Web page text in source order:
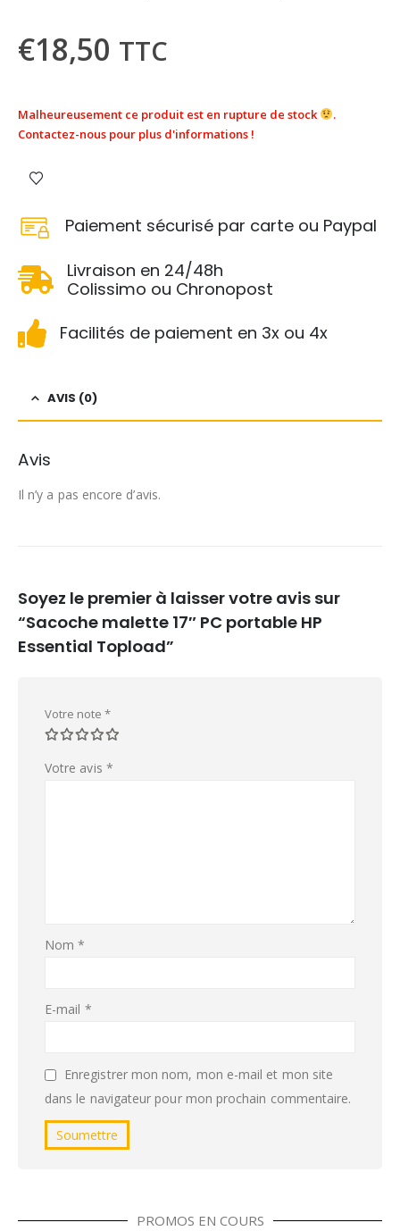
€18,50 TTC
Malheureusement ce produit est en rupture de stock
.
Contactez-nous pour plus d'informations !
Paiement sécurisé par carte ou Paypal
Livraison en 24/48h
Colissimo ou Chronopost
Facilités de paiement en 3x ou 4x
AVIS (0)
Avis
Il n’y a pas encore d’avis.
Soyez le premier à laisser votre avis sur
“Sacoche malette 17″ PC portable HP
Essential Topload”
Votre note *
Votre avis *
Nom*
E-mail *
Enregistrer mon nom, mon e-mail et mon site
dans le navigateur pour mon prochain commentaire.
PROMOS EN COURS